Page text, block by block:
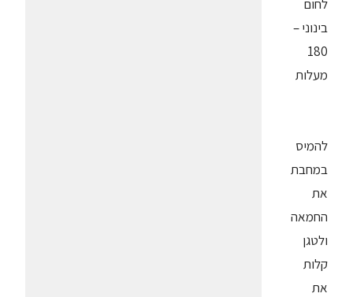
לחום
בינוני –
180
מעלות
להמיס
במחבת
את
החמאה
ולטגן
קלות
את